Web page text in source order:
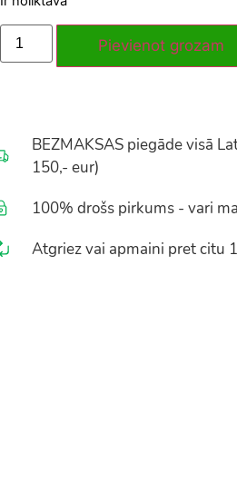
Pievienot grozam
BEZMAKSAS piegāde visā
150,- eur)
100% drošs pirkums - vari
Atgriez vai apmaini pret citu